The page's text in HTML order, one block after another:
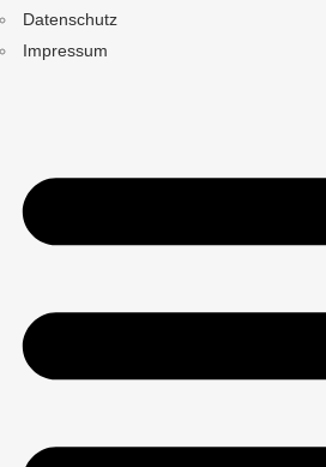
Datenschutz
Impressum